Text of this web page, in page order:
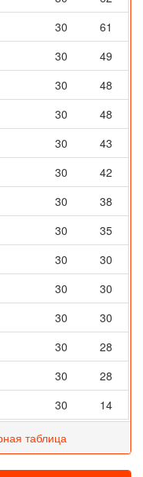
30
61
30
49
30
48
30
48
30
43
30
42
30
38
30
35
30
30
30
30
30
30
30
28
30
28
30 14
таблица